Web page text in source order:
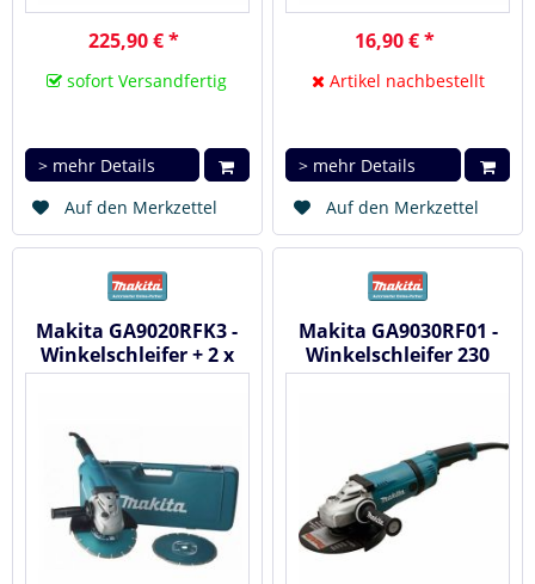
225,90 € *
sofort Versandfertig
> mehr Details
Auf den Merkzettel
16,90 € *
Artikel nachbestellt
> mehr Details
Auf den Merkzettel
Makita GA9020RFK3 -
Winkelschleifer + 2 x
Dia. im Koffer 230mm
Makita GA9030RF01 -
Winkelschleifer 230
mm / 2400 watt